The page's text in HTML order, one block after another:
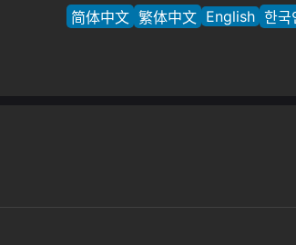
简体中文 繁体中文 English 한국